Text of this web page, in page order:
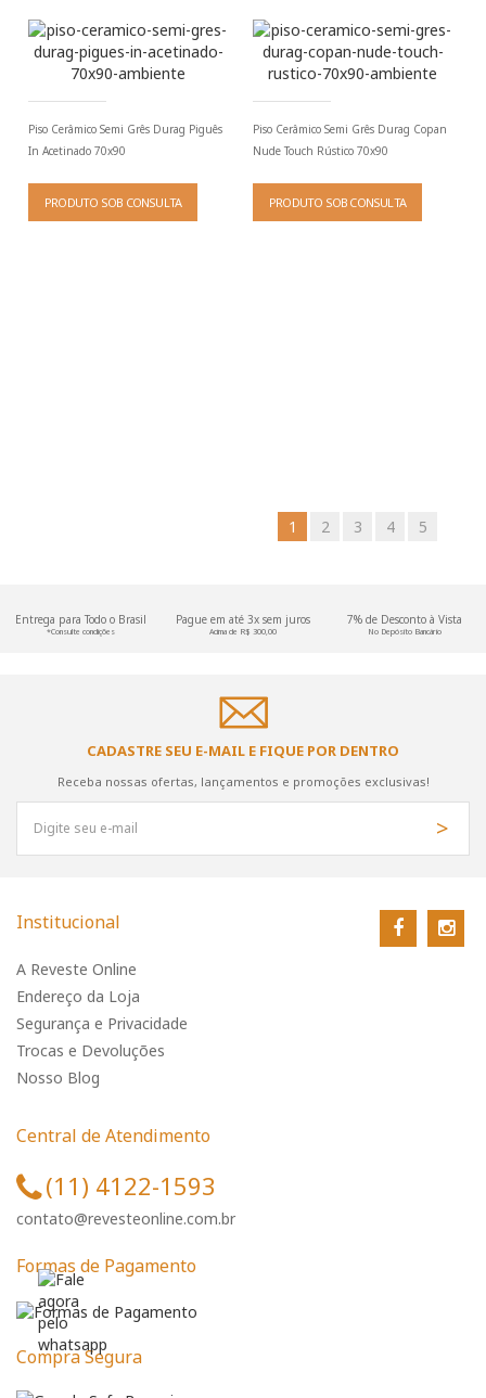
Piso Cerâmico Semi Grês Durag Piguês
In Acetinado 70x90
PRODUTO SOB CONSULTA
Piso Cerâmico Semi Grês Durag Copan
Nude Touch Rústico 70x90
PRODUTO SOB CONSULTA
1 2 3 4 5
Entrega para Todo o Brasil
*Consulte condições
Pague em até 3x sem juros
Acima de R$ 300,00
7% de Desconto à Vista
No Depósito Bancário
CADASTRE SEU E-MAIL E FIQUE POR DENTRO
Receba nossas ofertas, lançamentos e promoções exclusivas!
Institucional
A Reveste Online
Endereço da Loja
Segurança e Privacidade
Trocas e Devoluções
Nosso Blog
Central de Atendimento
(11) 4122-1593
contato@revesteonline.com.br
Formas de Pagamento
Compra Segura